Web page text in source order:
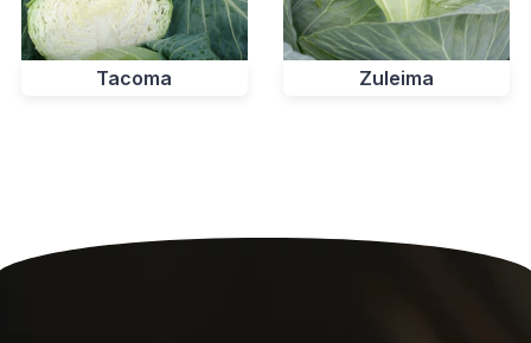
Tacoma Zuleima